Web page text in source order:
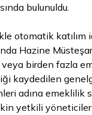
bulunuldu.
otomatik katılım
Hazine
birden fazla
kaydedilen
adına emeklilik
yetkili